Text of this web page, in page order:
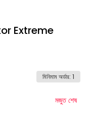
Extreme
মিনিমাম অর্ডার: 1
মজুত শেষ